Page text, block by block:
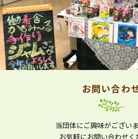
お問い合わ
当団体にご興味がございま
お気軽にお問い合わせく